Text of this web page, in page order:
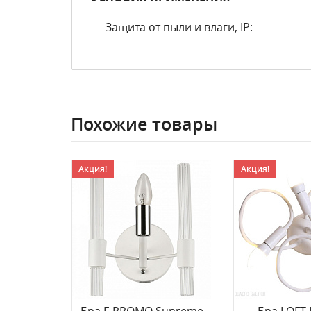
Защита от пыли и влаги, IP:
Похожие товары
Акция! Акция!